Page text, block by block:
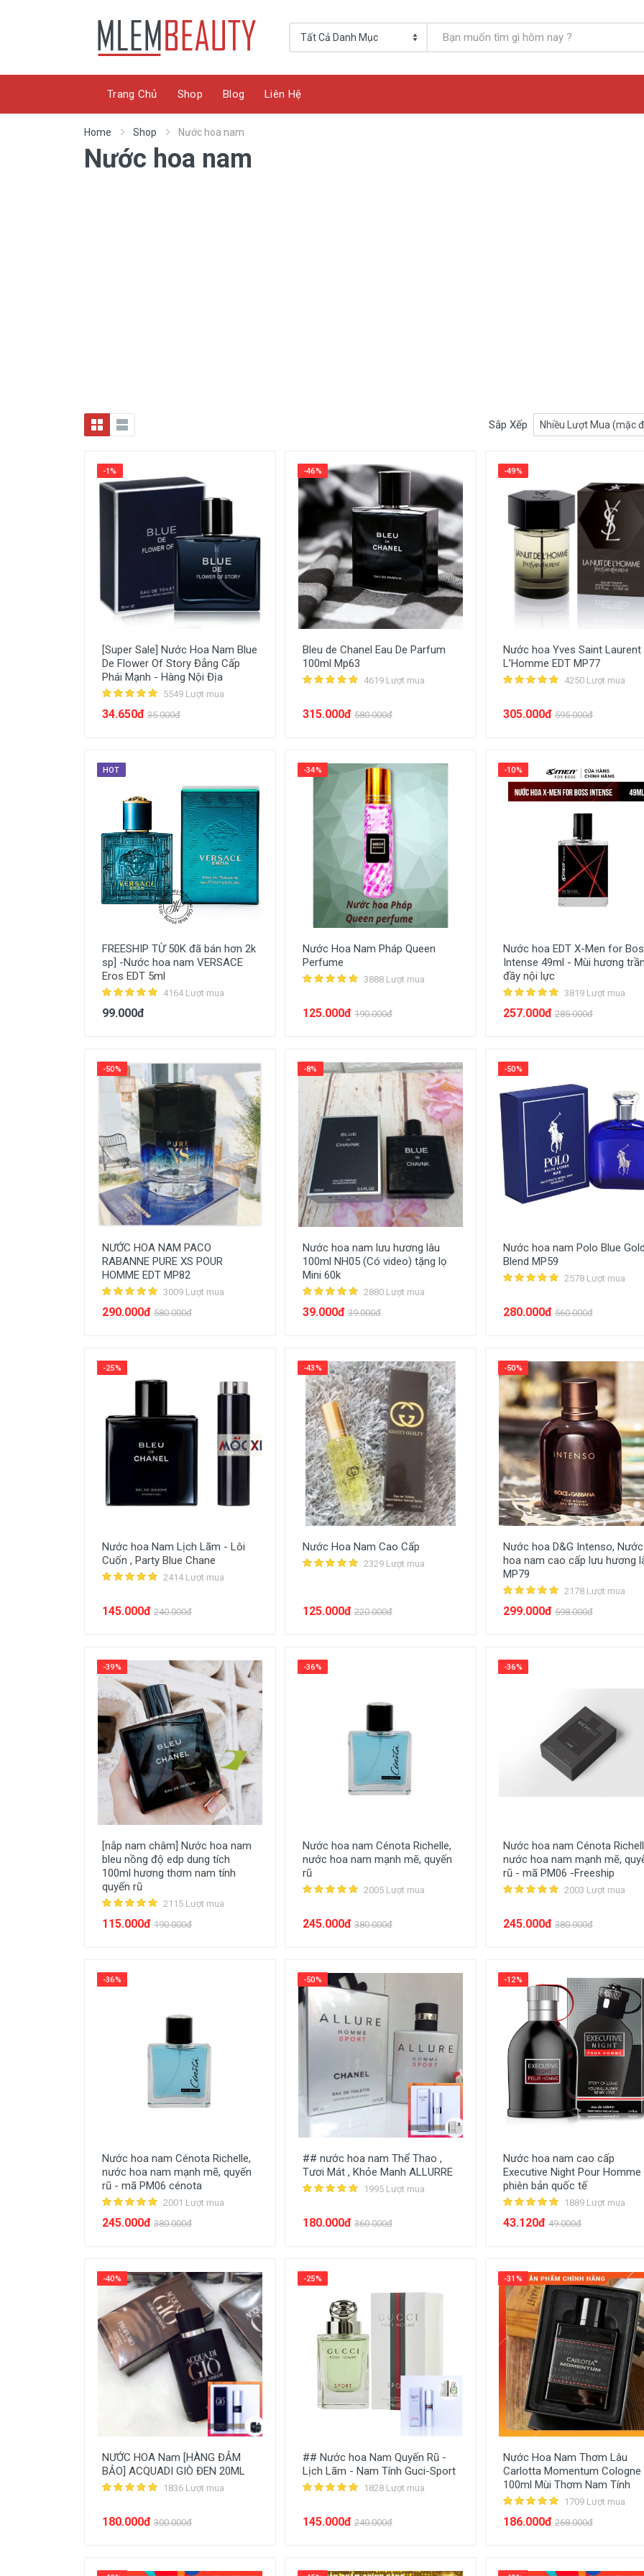
Trang Chủ Shop Blog Liên Hệ
Home Shop Nước hoa nam
Nước hoa nam
Sắp Xếp
-1%
[Super Sale] Nước Hoa Nam Blue
De Flower Of Story Đẳng Cấp
Phái Mạnh - Hàng Nội Địa
5549 Lượt mua
34.650đ 35.000đ
-46%
Bleu de Chanel Eau De Parfum
100ml Mp63
4619 Lượt mua
315.000đ 580.000đ
-49%
Nước hoa Yves Saint Laurent
L’Homme EDT MP77
4250 Lượt mua
305.000đ 595.000đ
HOT
FREESHIP TỪ 50K đã bán hơn 2k
sp] -Nước hoa nam VERSACE
Eros EDT 5ml
4164 Lượt mua
99.000đ
-34%
Nước Hoa Nam Pháp Queen
Perfume
3888 Lượt mua
125.000đ 190.000đ
-10%
Nước hoa EDT X-Men for
Intense 49ml - Mùi hương
đầy nội lực
3819 Lượt mua
257.000đ 285.000đ
-50%
NƯỚC HOA NAM PACO
RABANNE PURE XS POUR
HOMME EDT MP82
3009 Lượt mua
290.000đ 580.000đ
-8%
Nước hoa nam lưu hương lâu
100ml NH05 (Có video) tặng lọ
Mini 60k
2880 Lượt mua
39.000đ 39.000đ
-50%
Nước hoa nam Polo Blue
Blend MP59
2578 Lượt mua
280.000đ 560.000đ
-25%
Nước hoa Nam Lịch Lãm - Lôi
Cuốn , Party Blue Chane
2414 Lượt mua
145.000đ 240.000đ
-43%
Nước Hoa Nam Cao Cấp
2329 Lượt mua
125.000đ 220.000đ
-50%
Nước hoa D&G Intenso, Nước
hoa nam cao cấp lưu hương
MP79
2178 Lượt mua
299.000đ 598.000đ
-39%
[nắp nam châm] Nước hoa nam
bleu nồng độ edp dung tích
100ml hương thơm nam tính
quyến rũ
2115 Lượt mua
115.000đ 190.000đ
-36%
Nước hoa nam Cénota Richelle,
nước hoa nam mạnh mẽ, quyến
rũ
2005 Lượt mua
245.000đ 380.000đ
-36%
Nước hoa nam Cénota
nước hoa nam mạnh mẽ,
rũ - mã PM06 -Freeship
2003 Lượt mua
245.000đ 380.000đ
-36%
Nước hoa nam Cénota Richelle,
nước hoa nam mạnh mẽ, quyến
rũ - mã PM06 cénota
2001 Lượt mua
245.000đ 380.000đ
-50%
## nước hoa nam Thể Thao ,
Tươi Mát , Khỏe Manh ALLURRE
1995 Lượt mua
180.000đ 360.000đ
-12%
Nước hoa nam cao cấp
Executive Night Pour Homme
phiên bản quốc tế
1889 Lượt mua
43.120đ 49.000đ
-40%
NƯỚC HOA Nam [HÀNG ĐẢM
BẢO] ACQUADI GIÒ ĐEN 20ML
1836 Lượt mua
180.000đ 300.000đ
-25%
## Nước hoa Nam Quyến Rũ -
Lịch Lãm - Nam Tính Guci-Sport
1828 Lượt mua
145.000đ 240.000đ
-31%
Nước Hoa Nam Thơm Lâu
Carlotta Momentum Cologne
100ml Mùi Thơm Nam Tính
1709 Lượt mua
186.000đ 268.000đ